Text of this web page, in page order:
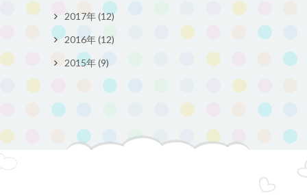
2017年 (12)
2016年 (12)
2015年 (9)